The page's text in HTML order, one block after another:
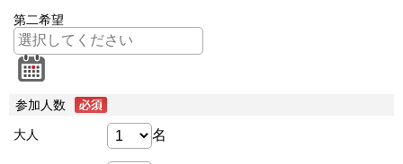
第二希望
参加人数
大人 名